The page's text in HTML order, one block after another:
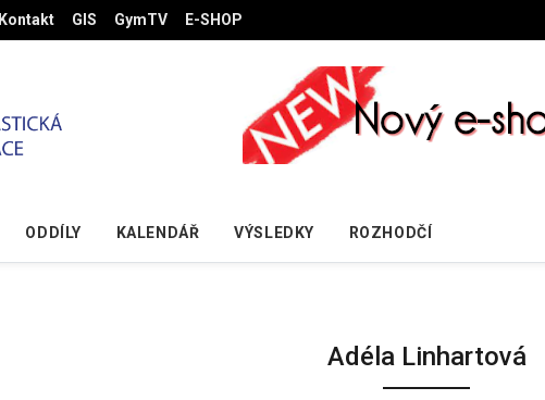
Kontakt GIS GymTV E-SHOP
ODDÍLY KALENDÁŘ VÝSLEDKY ROZHODČÍ
Adéla Linhartová